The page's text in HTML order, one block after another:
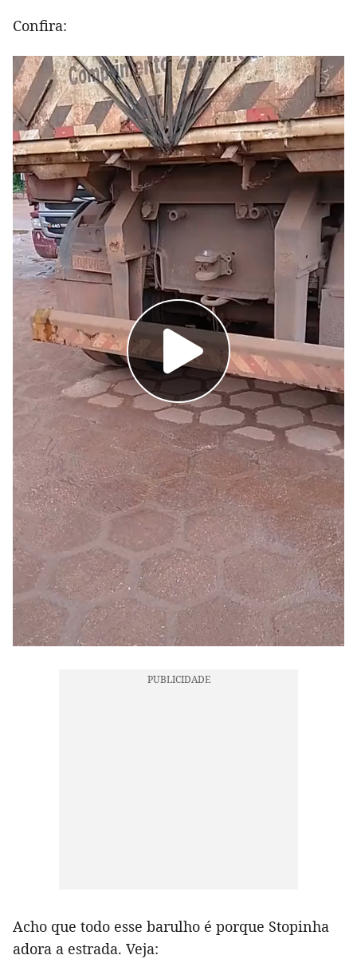
Confira:
Acho que todo esse barulho é porque Stopinha
adora a estrada. Veja: